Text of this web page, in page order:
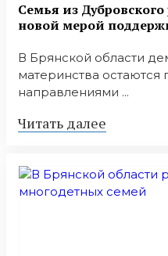
Семья из
новой мерой
В Брянской области
материнства
направлениями ...
Читать далее